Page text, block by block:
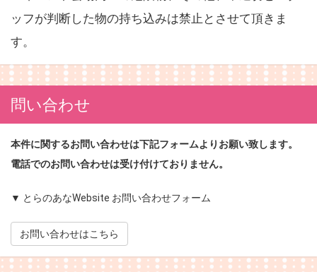
ッフが判断した物の持ち込みは禁止とさせて頂きま
す。
問い合わせ
本件に関するお問い合わせは下記フォームよりお願い致します。
電話でのお問い合わせは受け付けておりません。
▼ とらのあなWebsite お問い合わせフォーム
お問い合わせはこちら